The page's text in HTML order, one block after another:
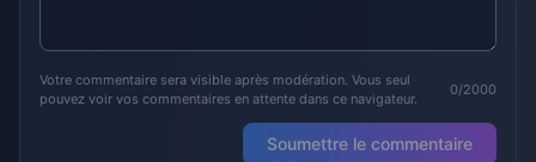
Votre commentaire sera visible après modération. Vous seul
pouvez voir vos commentaires en attente dans ce navigateur.
0/2000
Soumettre le commentaire